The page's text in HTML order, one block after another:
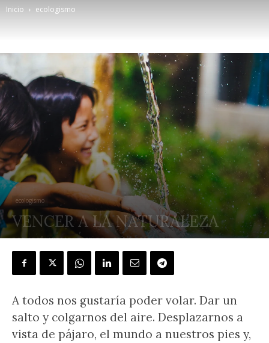
Inicio ecologismo
ecologismo
VENCER A LA NATURALEZA
POR JOSÉ LUIS MONTESINOS - 29 julio, 2021
A todos nos gustaría poder volar. Dar un
salto y colgarnos del aire. Desplazarnos a
vista de pájaro, el mundo a nuestros pies y,